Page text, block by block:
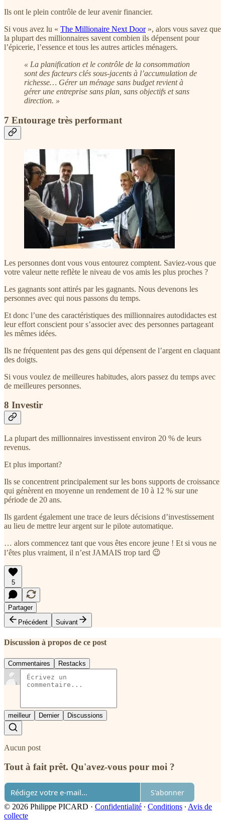
Ils ont le plein contrôle de leur avenir financier.
Si vous avez lu « The Millionaire Next Door», alors vous savez que
la plupart des millionnaires savent combien ils dépensent pour
l’épicerie, l’essence et tous les autres articles ménagers.
« La planification et le contrôle de la consommation
sont des facteurs clés sous-jacents à l’accumulation de
richesse… Gérer un ménage sans budget revient à
gérer une entreprise sans plan, sans objectifs et sans
direction. »
7 Entourage très performant
Les personnes dont vous vous entourez comptent. Saviez-vous que
votre valeur nette reflète le niveau de vos amis les plus proches ?
Les gagnants sont attirés par les gagnants. Nous devenons les
personnes avec qui nous passons du temps.
Et donc l’une des caractéristiques des millionnaires autodidactes est
leur effort conscient pour s’associer avec des personnes partageant
les mêmes idées.
Ils ne fréquentent pas des gens qui dépensent de l’argent en claquant
des doigts.
Si vous voulez de meilleures habitudes, alors passez du temps avec
de meilleures personnes.
8 Investir
La plupart des millionnaires investissent environ 20 % de leurs
revenus.
Et plus important?
Ils se concentrent principalement sur les bons supports de croissance
qui génèrent en moyenne un rendement de 10 à 12 % sur une
période de 20 ans.
Ils gardent également une trace de leurs décisions d’investissement
au lieu de mettre leur argent sur le pilote automatique.
… alors commencez tant que vous êtes encore jeune ! Et si vous ne
l’êtes plus vraiment, il n’est JAMAIS trop tard 😉
5
Partager
Précédent
Suivant
Discussion à propos de ce post
Commentaires Restacks
meilleur Dernier Discussions
Aucun post
Tout à fait prêt. Qu'avez-vous pour moi ?
S'abonner
© 2026 Philippe PICARD · Confidentialité ∙ Conditions ∙ Avis de
collecte